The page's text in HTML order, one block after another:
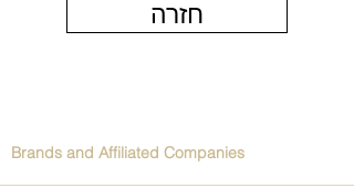
חזרה
Brands and Affiliated Companies